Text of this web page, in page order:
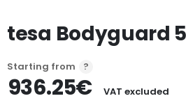
of
the
gallery
tesa Bodyguard
Starting from
936.25€ VAT excluded